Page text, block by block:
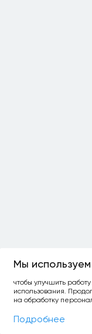
Фильтры
Мы
чтобы улучшить
использования.
на обработку
Подробнее
ОСТАЛОСЬ:
уточнить фильтр